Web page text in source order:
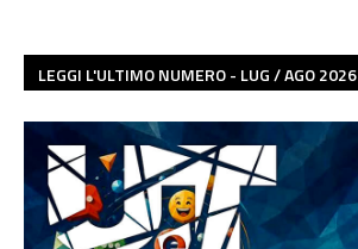
LEGGI L'ULTIMO NUMERO - LUG / AGO 2026